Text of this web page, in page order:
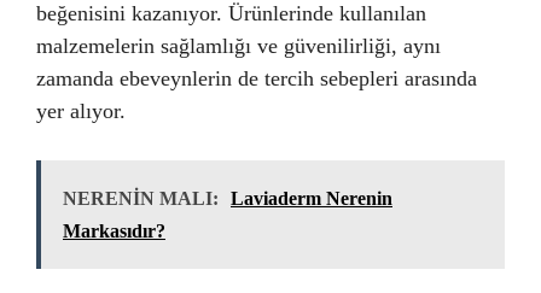
beğenisini kazanıyor. Ürünlerinde kullanılan
malzemelerin sağlamlığı ve güvenilirliği, aynı
zamanda ebeveynlerin de tercih sebepleri arasında
yer alıyor.
NERENİN MALI:
Laviaderm Nerenin
Markasıdır?